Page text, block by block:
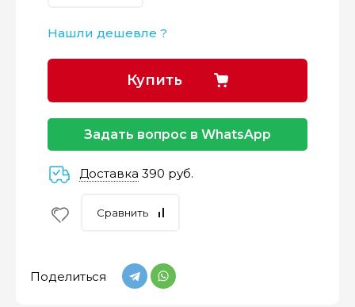
Нашли дешевле ?
Купить
Задать вопрос в WhatsApp
Доставка 390 руб.
Сравнить
Поделиться